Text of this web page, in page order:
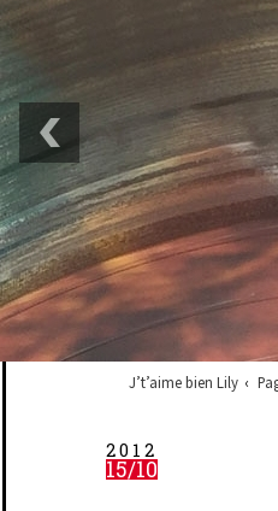
J’t’aime bien Lily
2012
15/10